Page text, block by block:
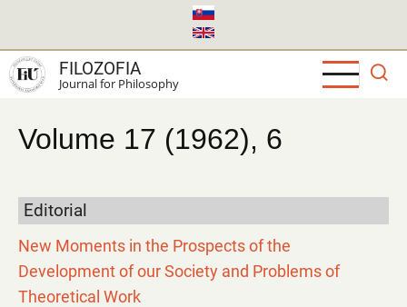
main
content
FILOZOFIA
Journal for Philosophy
Volume 17 (1962), 6
Editorial
New Moments in the Prospects of the
Development of our Society and Problems of
Theoretical Work